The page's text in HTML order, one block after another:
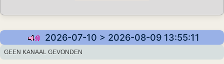
2026-07-10 > 2026-08-09 13:55:11
GEEN KANAAL GEVONDEN